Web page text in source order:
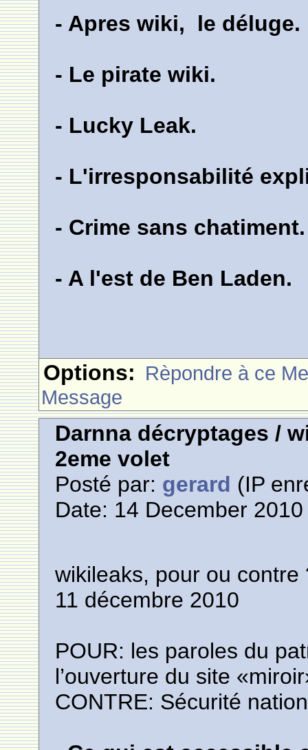
- Apres wiki, le déluge.
- Le pirate wiki.
- Lucky Leak.
- L'irresponsabilité
- Crime sans chatiment.
- A l'est de Ben Laden.
Options: Rèpondre à ce
Message
Darnna décryptages /
2eme volet
Posté par: gerard (IP
Date: 14 December
wikileaks, pour ou contre
11 décembre 2010
POUR: les paroles du
l’ouverture du site
CONTRE: Sécurité